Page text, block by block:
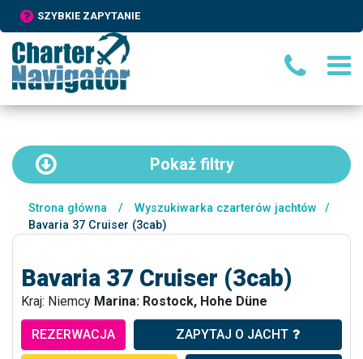
SZYBKIE ZAPYTANIE
Pokaż filtry
Strona główna / Wyszukiwarka czarterów jachtów
/
Bavaria 37 Cruiser (3cab)
Bavaria 37 Cruiser (3cab)
Kraj: Niemcy Marina: Rostock, Hohe Düne
REZERWACJA ZAPYTAJ O JACHT